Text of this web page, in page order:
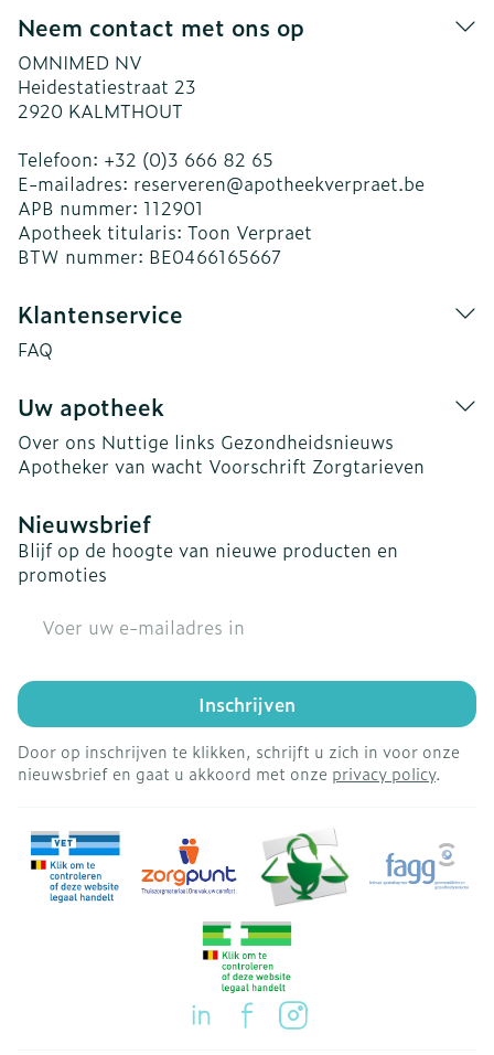
Neem contact met ons op
OMNIMED NV
Heidestatiestraat 23
2920 KALMTHOUT
Telefoon: +32 (0)3 666 82 65
E-mailadres: reserveren@apotheekverpraet.be
APB nummer: 112901
Apotheek titularis: Toon Verpraet
BTW nummer: BE0466165667
Klantenservice
FAQ
Uw apotheek
Over ons Nuttige links Gezondheidsnieuws
Apotheker van wacht Voorschrift Zorgtarieven
Nieuwsbrief
Blijf op de hoogte van nieuwe producten en
promoties
Inschrijven
Door op inschrijven te klikken, schrijft u zich in voor onze
nieuwsbrief en gaat u akkoord met onze privacy policy.